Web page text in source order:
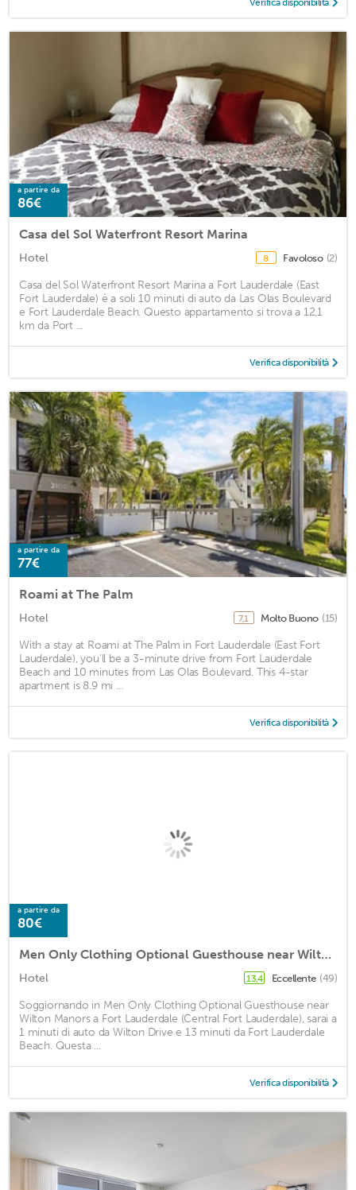
a partire da
86€
Casa del Sol Waterfront Resort Marina
Hotel 8 Favoloso (2)
Casa del Sol Waterfront Resort Marina a Fort Lauderdale (East
Fort Lauderdale) è a soli 10 minuti di auto da Las Olas Boulevard
e Fort Lauderdale Beach. Questo appartamento si trova a 12,1
km da Port ...
Verifica disponibilità
a partire da
77€
Roami at The Palm
Hotel 7,1 Molto Buono (15)
With a stay at Roami at The Palm in Fort Lauderdale (East Fort
Lauderdale), you'll be a 3-minute drive from Fort Lauderdale
Beach and 10 minutes from Las Olas Boulevard. This 4-star
apartment is 8.9 mi ...
Verifica disponibilità
a partire da
80€
Men Only Clothing Optional Guesthouse near Wilton Manors
Hotel 13,4 Eccellente (49)
Soggiornando in Men Only Clothing Optional Guesthouse near
Wilton Manors a Fort Lauderdale (Central Fort Lauderdale), sarai a
1 minuti di auto da Wilton Drive e 13 minuti da Fort Lauderdale
Beach. Questa ...
Verifica disponibilità